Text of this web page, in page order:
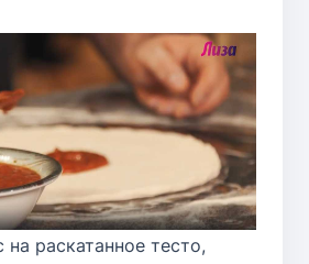
раскатанное тесто,